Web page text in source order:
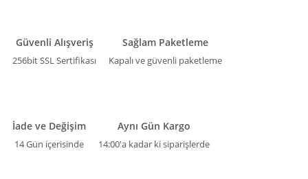
Güvenli Alışveriş
256bit SSL Sertifikası
Sağlam Paketleme
Kapalı ve güvenli paketleme
İade ve Değişim
14 Gün içerisinde
Aynı Gün Kargo
14:00'a kadar ki siparişlerde